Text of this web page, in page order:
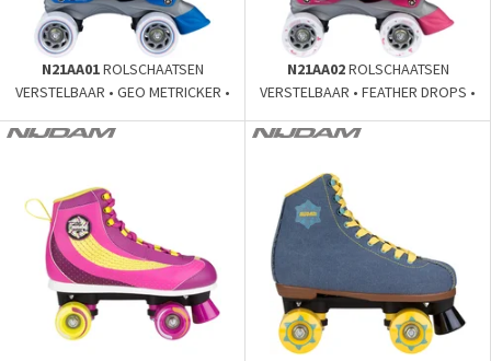
N21AA01ROLSCHAATSEN
VERSTELBAAR • GEO METRICKER •
N21AA02ROLSCHAATSEN
VERSTELBAAR • FEATHER DROPS •